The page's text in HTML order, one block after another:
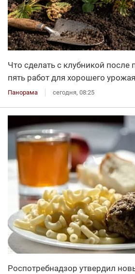
Что сделать с клубникой после
пять работ для хорошего
Панорама сегодня, 08:25
Роспотребнадзор утвердил